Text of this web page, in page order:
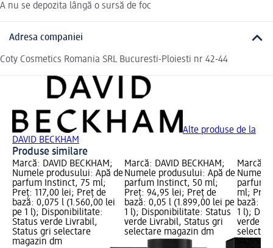
A nu se depozita lângă o sursă de foc
Adresa companiei
Coty Cosmetics Romania SRL Bucuresti-Ploiesti nr 42-44
Alte produse de la
DAVID BECKHAM
Produse similare
Marcă: DAVID BECKHAM;
Numele produsului: Apă de
parfum Instinct, 75 ml;
Preț: 117,00 lei; Preț de
bază: 0,075 l (1.560,00 lei
pe 1 l); Disponibilitate:
Status verde Livrabil,
Status gri selectare
magazin dm
Marcă: DAVID BECKHAM;
Numele produsului: Apă de
parfum Instinct, 50 ml;
Preț: 94,95 lei; Preț de
bază: 0,05 l (1.899,00 lei pe
1 l); Disponibilitate: Status
verde Livrabil, Status gri
selectare magazin dm
Marcă:
Numele
parfum
ml;
bază:
1 l);
verde